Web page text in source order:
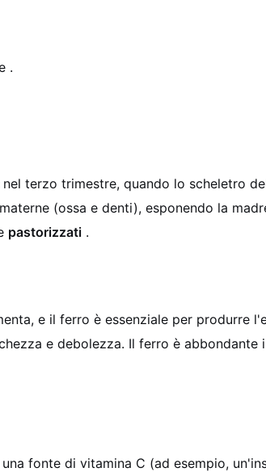
.
terzo trimestre, quando lo scheletro
(ossa e denti), esponendo la
pastorizzati .
e il ferro è essenziale per produrre
e debolezza. Il ferro è abbondante
fonte di vitamina C (ad esempio,